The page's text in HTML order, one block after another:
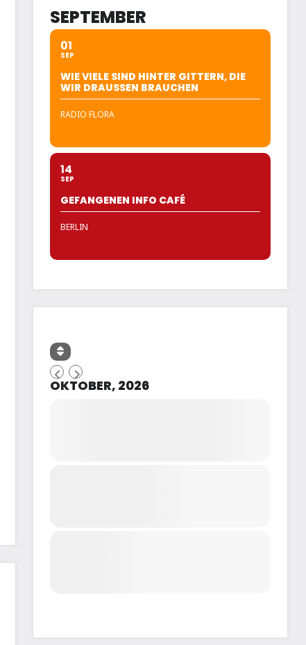
SEPTEMBER
01
SEP
WIE VIELE SIND HINTER GITTERN, DIE
WIR DRAUSSEN BRAUCHEN
RADIO FLORA
14
SEP
GEFANGENEN INFO CAFÉ
BERLIN
OKTOBER, 2026